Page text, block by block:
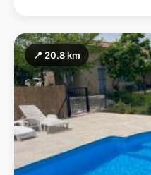
📍 20.8 km